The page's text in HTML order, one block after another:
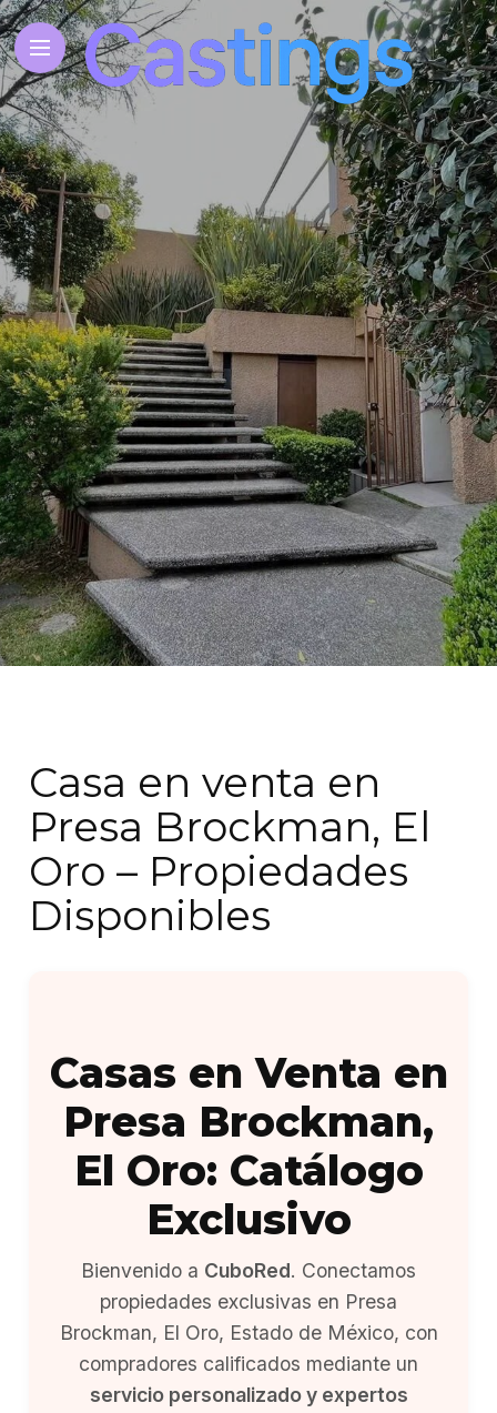
Casa en venta en
Presa Brockman, El
Oro – Propiedades
Disponibles
Casas en Venta en
Presa Brockman,
El Oro: Catálogo
Exclusivo
Bienvenido a CuboRed. Conectamos
propiedades exclusivas en Presa
Brockman, El Oro, Estado de México, con
compradores calificados mediante un
servicio personalizado y expertos